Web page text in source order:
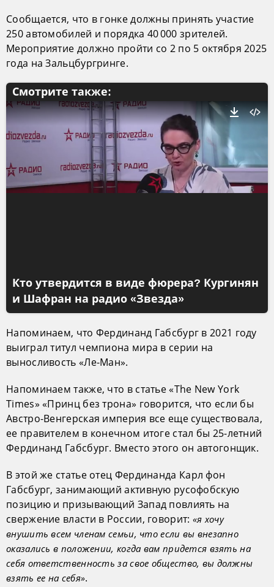
Сообщается, что в гонке должны принять участие
250 автомобилей и порядка 40 000 зрителей.
Мероприятие должно пройти со 2 по 5 октября 2025
года на Зальцбургринге.
Смотрите также:
Кто утвердится в виде фюрера? Кургинян
и Шафран на радио «Звезда»
Напоминаем, что Фердинанд Габсбург в 2021 году
выиграл титул чемпиона мира в серии на
выносливость «Ле-Ман».
Напоминаем также, что в статье «The New York
Times» «Принц без трона» говорится, что если бы
Австро-Венгерская империя все еще существовала,
ее правителем в конечном итоге стал бы 25-летний
Фердинанд Габсбург. Вместо этого он автогонщик.
В этой же статье отец Фердинанда Карл фон
Габсбург, занимающий активную русофобскую
позицию и призывающий Запад повлиять на
свержение власти в России, говорит: «я хочу
внушить всем членам семьи, что если вы внезапно
оказались в положении, когда вам придется взять на
себя ответственность за свое общество, вы должны
взять ее на себя».